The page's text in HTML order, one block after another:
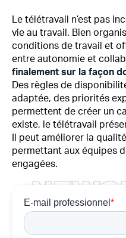
Le télétravail n’est pas
vie au travail. Bien
conditions de travail et
entre autonomie et
finalement sur la façon
Des règles de
adaptée, des priorités
permettent de créer un
existe, le télétravail
Il peut améliorer la
permettant aux équipes
engagées.
NEWS